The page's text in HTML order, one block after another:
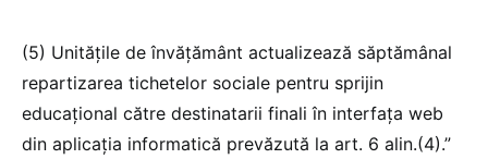
(5) Unitățile de învățământ actualizează săptămânal
repartizarea tichetelor sociale pentru sprijin
educațional către destinatarii finali în interfața web
din aplicația informatică prevăzută la art. 6 alin.(4).”